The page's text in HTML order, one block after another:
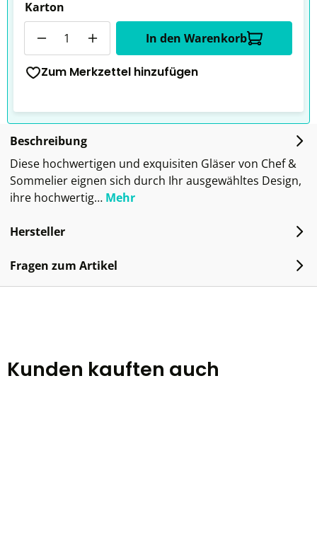
Karton
In den Warenkorb
Zum Merkzettel hinzufügen
Beschreibung
Diese hochwertigen und exquisiten Gläser von Chef &
Sommelier eignen sich durch Ihr ausgewähltes Design,
ihre hochwertig… Mehr
Hersteller
Fragen zum Artikel
Kunden kauften auch